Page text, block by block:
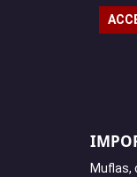
Muflas,